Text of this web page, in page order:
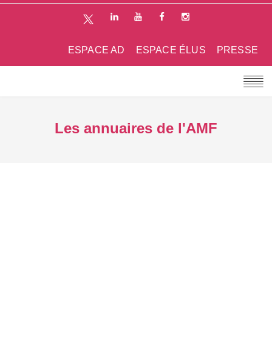
PRESSE
ESPACE ÉLUS
ESPACE AD
Les annuaires de l'AMF